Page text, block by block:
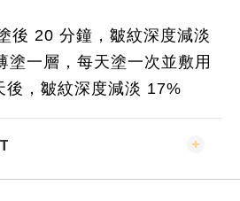
後 20 分鐘，皺紋深度減淡
塗一層，每天塗一次並敷用
，皺紋深度減淡 17%